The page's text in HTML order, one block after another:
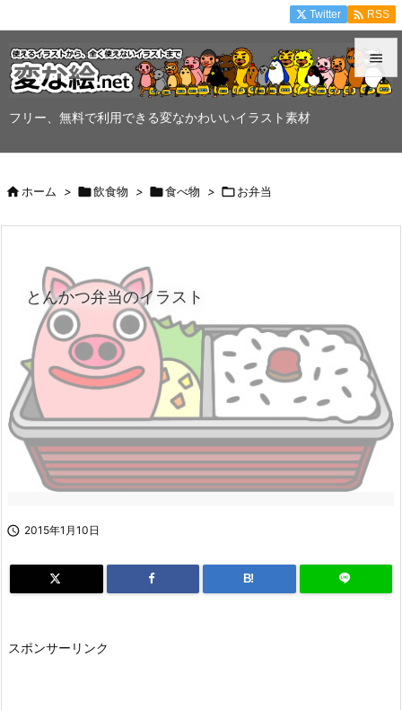
フリー、無料で利用できる変なかわいいイラスト素材


Twitter  RSS
ホーム > 飲食物 > 食べ物 > お弁当
とんかつ弁当のイラスト
 2015年1月10日
B!
スポンサーリンク